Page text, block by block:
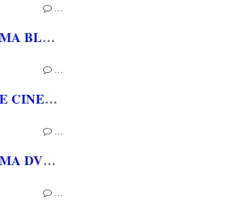
…
[REVUE CINEMA BLU-RAY] LA TOUR DE GLACE
…
[REVUE LIVRE CINEMA] FAST & FURIOUS d' Arnaud BRIAND aux éditions CASA
…
[REVUE CINEMA DVD] COUTURES
…